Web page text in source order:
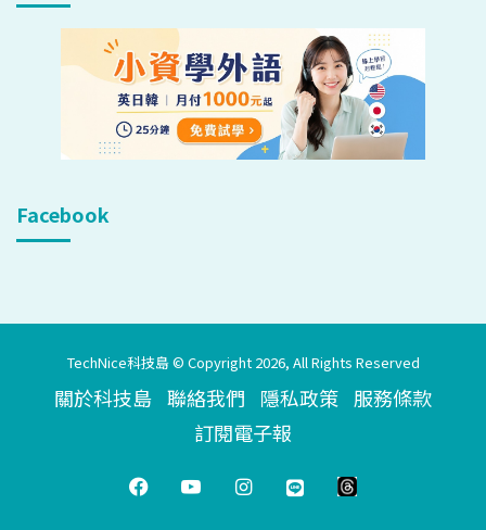
Facebook
TechNice科技島 © Copyright 2026, All Rights Reserved
關於科技島 聯絡我們 隱私政策 服務條款
訂閱電子報